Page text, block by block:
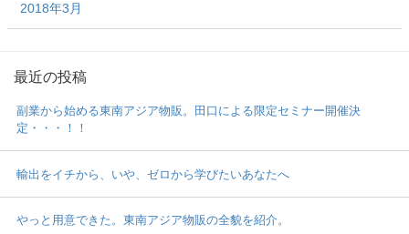
2018年3月
最近の投稿
副業から始める東南アジア物販。田口による限定セミナー開催決
定・・・！！
輸出をイチから、いや、ゼロから学びたいあなたへ
やっと用意できた。東南アジア物販の全貌を紹介。